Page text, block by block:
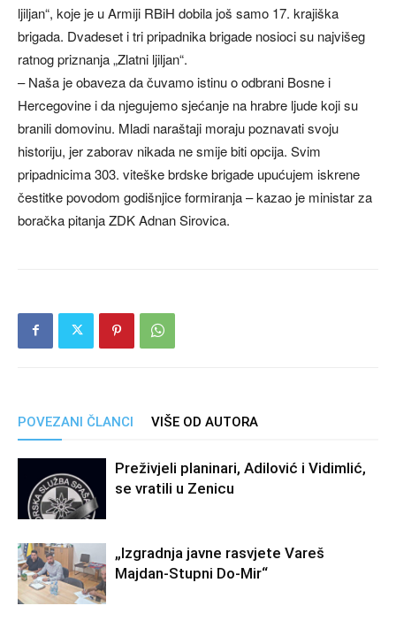
ljiljan“, koje je u Armiji RBiH dobila još samo 17. krajiška
brigada. Dvadeset i tri pripadnika brigade nosioci su najvišeg
ratnog priznanja „Zlatni ljiljan“.
– Naša je obaveza da čuvamo istinu o odbrani Bosne i
Hercegovine i da njegujemo sjećanje na hrabre ljude koji su
branili domovinu. Mladi naraštaji moraju poznavati svoju
historiju, jer zaborav nikada ne smije biti opcija. Svim
pripadnicima 303. viteške brdske brigade upućujem iskrene
čestitke povodom godišnjice formiranja – kazao je ministar za
boračka pitanja ZDK Adnan Sirovica.
POVEZANI ČLANCI VIŠE OD AUTORA
Preživjeli planinari, Adilović i Vidimlić,
se vratili u Zenicu
„Izgradnja javne rasvjete Vareš
Majdan-Stupni Do-Mir“